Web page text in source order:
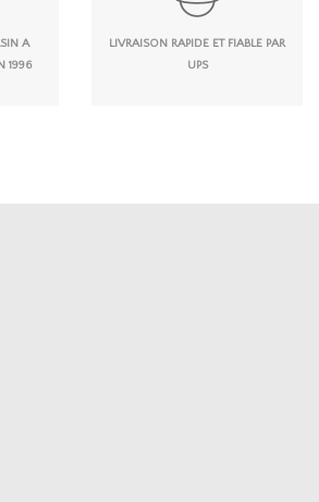
A
1996
LIVRAISON RAPIDE ET FIABLE PAR
UPS